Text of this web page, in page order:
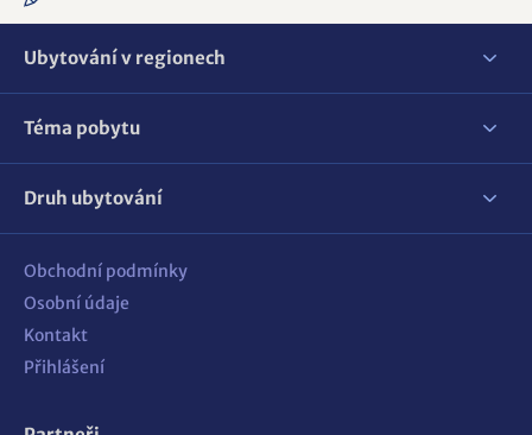
Ubytování v regionech
Téma pobytu
Druh ubytování
Obchodní podmínky
Osobní údaje
Kontakt
Přihlášení